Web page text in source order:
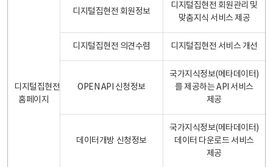
디지털집현전
홈페이지
디지털집현전 회원정보
디지털집현전 회원관리 및
맞춤지식 서비스 제공
디지털집현전 의견수렴 디지털집현전 서비스 개선
OPEN API 신청정보
국가지식정보(메타데이터)
를 제공하는 API 서비스
제공
데이터개방 신청정보
국가지식정보(메타데이터)
데이터 다운로드 서비스
제공